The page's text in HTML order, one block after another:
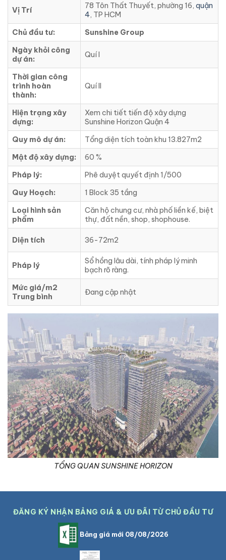
Vị Trí 78 Tôn Thất Thuyết, phường 16, quận
4, TP HCM
Chủ đầu tư:
Sunshine Group
Ngày khỏi công
dự án:
Quí I
Thời gian công
trình hoàn
thành:
Quí II
Hiện trạng xây
dựng:
Xem chi tiết tiến độ xây dựng
Sunshine Horizon Quận 4
Quy mô dự án:
Tổng diện tích toàn khu 13.827m2
Mật độ xây dựng:
60 %
Pháp lý:
Phê duyệt quyết định 1/500
Quy Hoạch:
1 Block 35 tầng
Loại hình sản
phẩm
Căn hộ chung cư, nhà phố liền kế, biệt
thự, đất nền, shop, shophouse.
Diện tích 36-72m2
Pháp lý
Sổ hồng lâu dài, tính pháp lý minh
bạch rõ ràng.
Mức giá/m2
Trung bình
Đang cập nhật
TỔNG QUAN SUNSHINE HORIZON
ĐĂNG KÝ NHẬN BẢNG GIÁ & ƯU ĐÃI TỪ CHỦ ĐẦU TƯ
Bảng giá mới 08/08/2026